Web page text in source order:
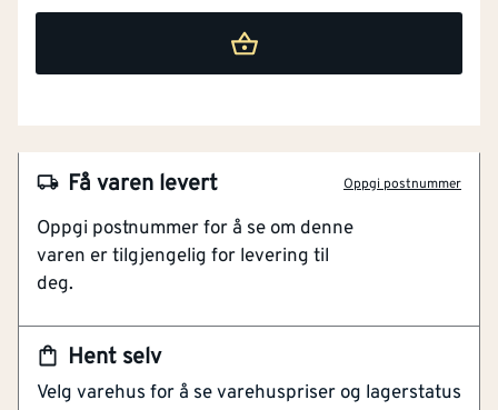
Hent selv
Velg varehus for å se varehuspriser og lagerstatus
Få varen levert Oppgi postnummer
Oppgi postnummer for å se om denne
varen er tilgjengelig for levering til
deg.
NOBB
50762562
Artikkelnummer
101238270
ESSVE Firkantspiker, er beregnet for de fleste
spikringsarbeid. M-Fusion er en overflatebehandling
klassisk varmforsinket (C3). Ved bruk av varmforsinket
spiker C3, eller M-Fusion C4, skal kledning alltid
beises/males umiddelbart etter montering. Dette